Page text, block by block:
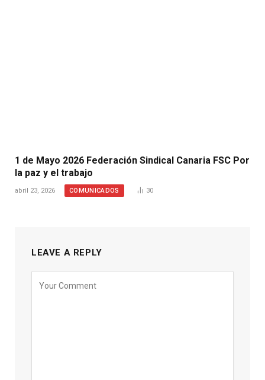
1 de Mayo 2026 Federación Sindical Canaria FSC Por
la paz y el trabajo
abril 23, 2026 COMUNICADOS 30
LEAVE A REPLY